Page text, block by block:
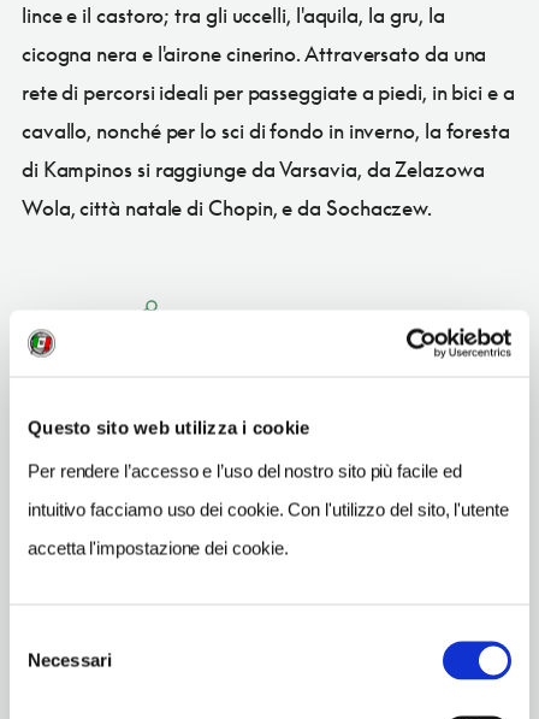
Questo sito web utilizza i cookie
Per rendere l’accesso e l’uso del nostro sito più facile ed
intuitivo facciamo uso dei cookie. Con l'utilizzo del sito, l'utente
accetta l'impostazione dei cookie.
delNecessari
lince e il castoro; tra gli uccelli, l'aquila, la gru, la
cicogna nera e l'airone cinerino. Attraversato da una
rete di percorsi ideali per passeggiate a piedi, in bici e a
cavallo, nonché per lo sci di fondo in inverno, la foresta
di Kampinos si raggiunge da Varsavia, da Zelazowa
Wola, città natale di Chopin, e da Sochaczew.
CONDIVIDI
Vedi su Google Maps